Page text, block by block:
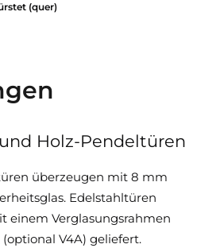
(quer)
Holz-Pendeltüren
überzeugen mit 8 mm
Edelstahltüren
einem Verglasungsrahmen
V4A) geliefert.